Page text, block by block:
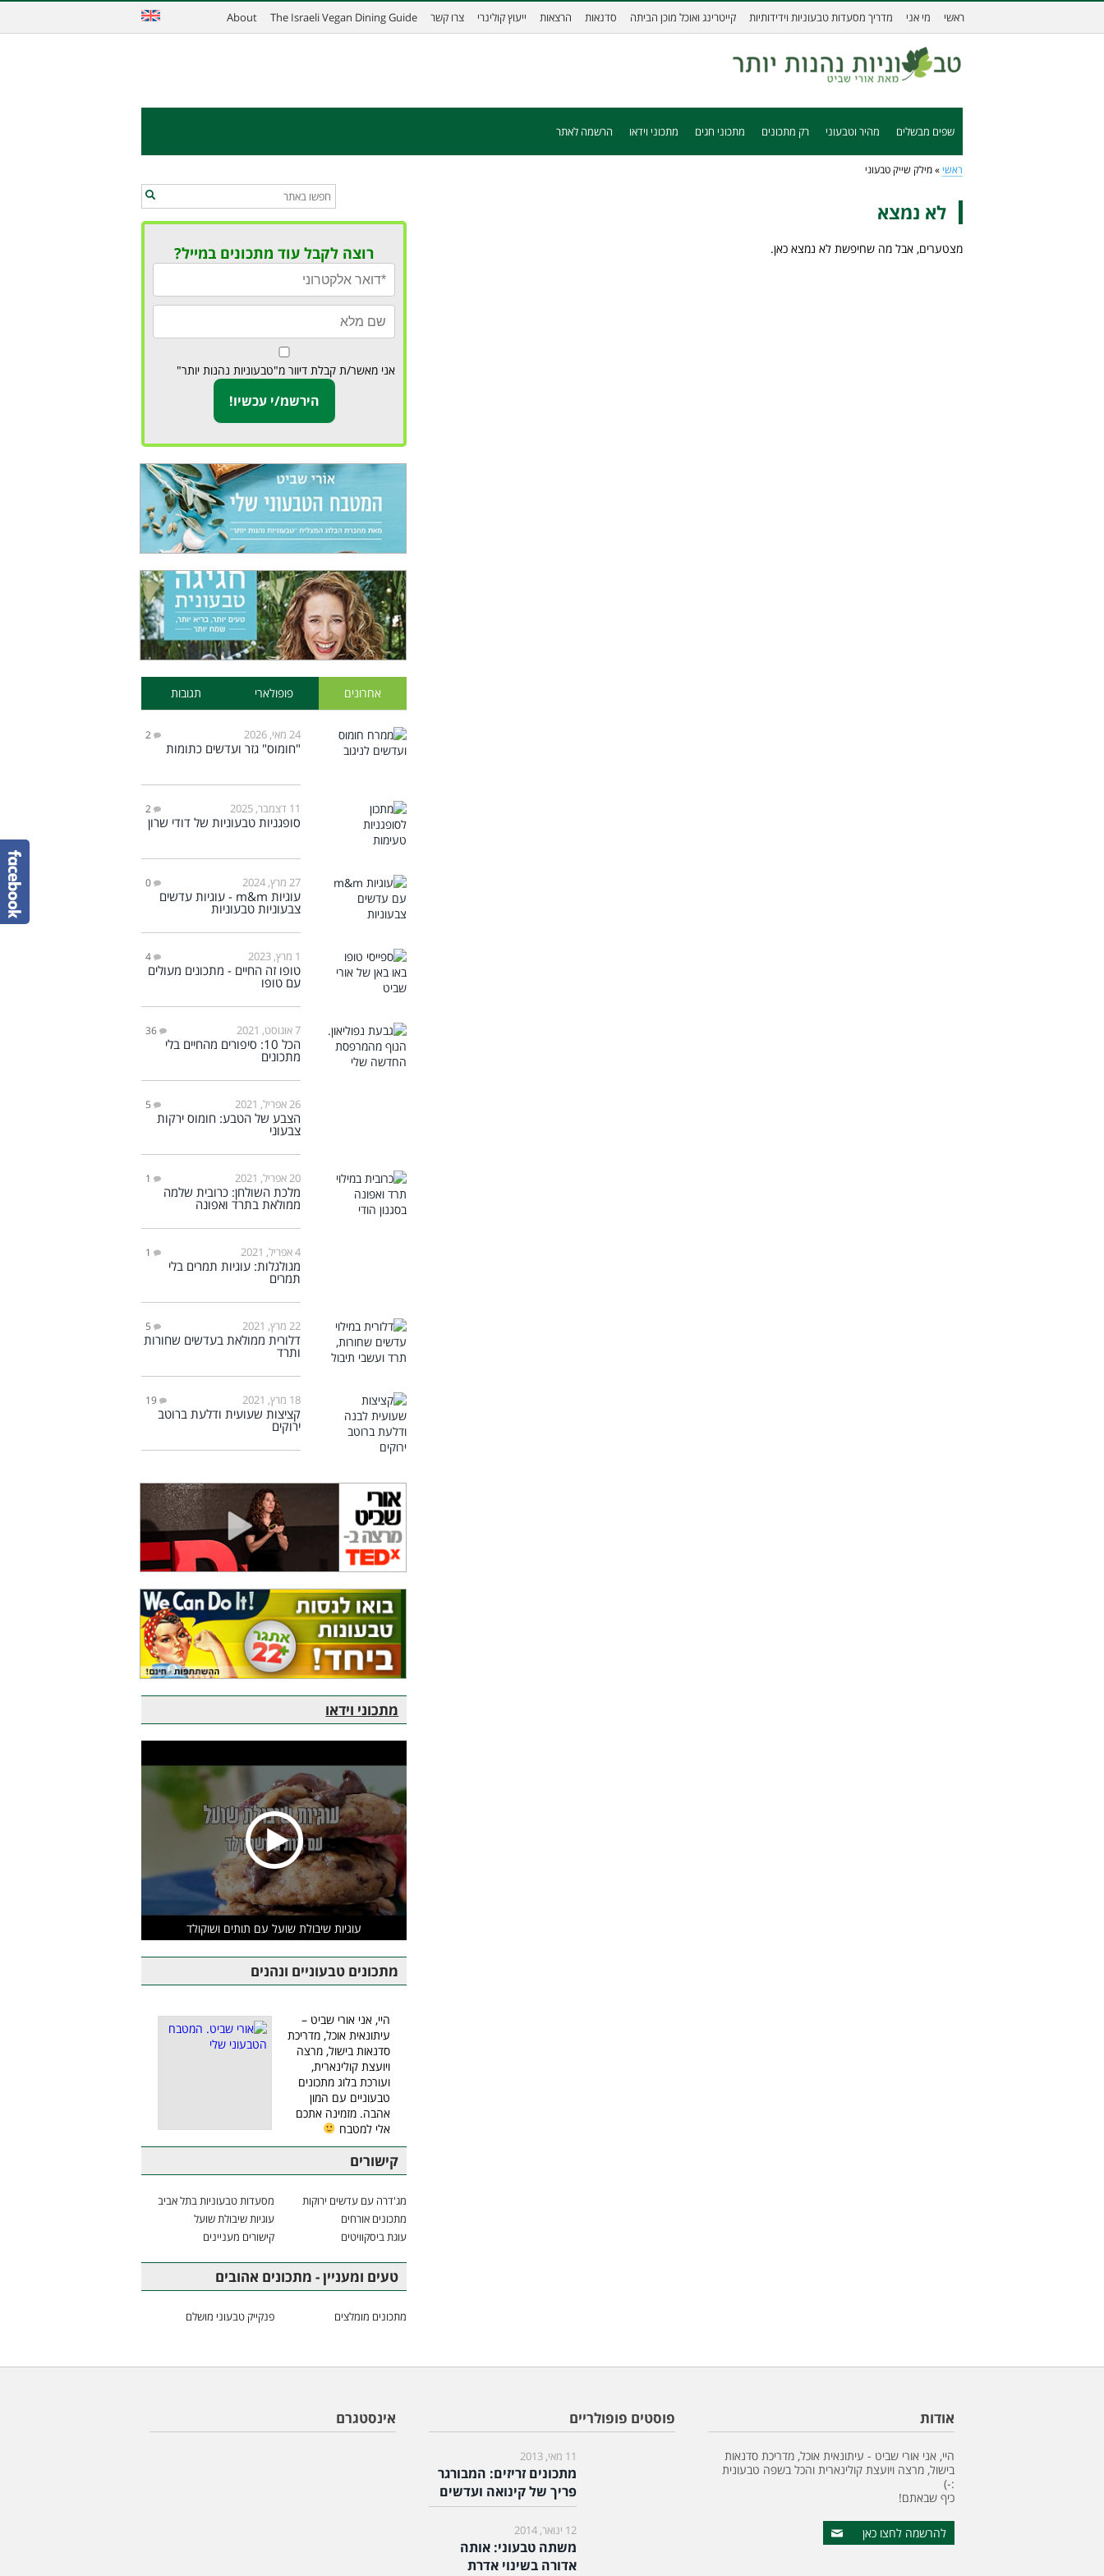
ראשי מי אני מדריך מסעדות טבעוניות וידידותיות קייטרינג ואוכל מוכן הביתה סדנאות הרצאות ייעוץ קולינרי צרו קשר The Israeli Vegan Dining Guide
About
שפים מבשלים מהיר וטבעוני רק מתכונים מתכוני חגים מתכוני וידאו הרשמה לאתר
ראשי » מילק שייק טבעוני
לא נמצא
מצטערים, אבל מה שחיפשת לא נמצא כאן. רוצה לקבל עוד מתכונים במייל?
אני מאשר/ת קבלת דיוור מ"טבעוניות נהנות יותר"
אחרונים פופולארי תגובות
24 מאי, 2026 2
"חומוס" גזר ועדשים כתומות
11 דצמבר, 2025 2
סופגניות טבעוניות של דודי שרון
27 מרץ, 2024 0
עוגיות m&m - עוגיות עדשים
צבעוניות טבעוניות
1 מרץ, 2023 4
טופו זה החיים - מתכונים מעולים
עם טופו
7 אוגוסט, 2021 36
הכל 10: סיפורים מהחיים בלי
מתכונים
26 אפריל, 2021 5
הצבע של הטבע: חומוס ירקות
צבעוני
20 אפריל, 2021 1
מלכת השולחן: כרובית שלמה
ממולאת בתרד ואפונה
4 אפריל, 2021 1
מגולגלות: עוגיות תמרים בלי
תמרים
22 מרץ, 2021 5
דלורית ממולאת בעדשים שחורות
ותרד
18 מרץ, 2021 19
קציצות שעועית ודלעת ברוטב
ירוקים
מתכוני וידאו
עוגיות שיבולת שועל עם תותים ושוקולד
מתכונים טבעוניים ונהנים
היי, אני אורי שביט –
עיתונאית אוכל, מדריכת
סדנאות בישול, מרצה
ויועצת קולינארית,
ועורכת בלוג מתכונים
טבעוניים עם המון
אהבה. מזמינה אתכם
אלי למטבח
קישורים
מג'דרה עם עדשים ירוקות
מסעדות טבעוניות בתל אביב
מתכונים אורחים
עוגיות שיבולת שועל
עוגת ביסקוויטים
קישורים מעניינים
טעים ומעניין - מתכונים אהובים
מתכונים מומלצים פנקייק טבעוני מושלם
אודות
היי, אני אורי שביט - עיתונאית אוכל, מדריכת סדנאות
בישול, מרצה ויועצת קולינארית והכל בשפה טבעונית
:-)
כיף שבאתם!
להרשמה לחצו כאן
פוסטים פופולריים
11 מאי, 2013
מתכונים זריזים: המבורגר
פריך של קינואה ועדשים
12 ינואר, 2014
משתה טבעוני: אותה
אדורה בשינוי אדרת
אינסטגרם